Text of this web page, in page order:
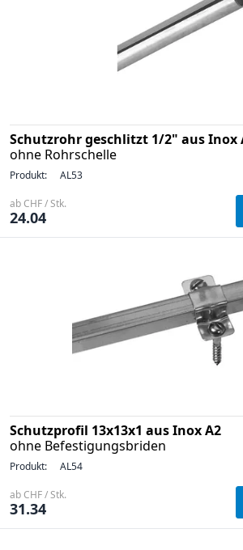
Schutzrohr geschlitzt 1/2" aus Inox
ohne Rohrschelle
Produkt: AL53
ab CHF / Stk.
24.04
Schutzprofil 13x13x1 aus Inox A2
ohne Befestigungsbriden
Produkt: AL54
ab CHF / Stk.
31.34